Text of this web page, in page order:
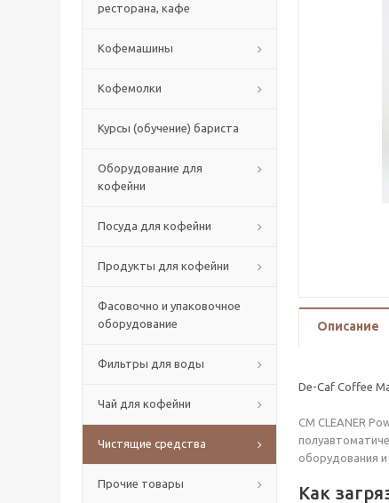
ресторана, кафе
Кофемашины
Кофемолки
Курсы (обучение) бариста
Оборудование для
кофейни
Посуда для кофейни
Продукты для кофейни
Фасовочно и упаковочное
оборудование
Фильтры для воды
Чай для кофейни
Чистящие средства
Прочие товары
Описание
De-Caf Coffee
CM CLEANER
оборудования
Как